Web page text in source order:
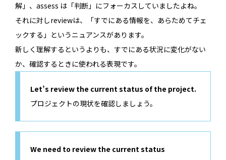
解」、assess は「判断」にフォーカスしていましたよね。
それに対しreviewは、「すでにある情報を、あらためてチェ
ックする」というニュアンスがあります。
新しく理解するというよりも、すでにある状況に変化がない
か、確認するときに使われる表現です。
Let’s review the current status of the project.
プロジェクトの現状を確認しましょう。
We need to review the current status